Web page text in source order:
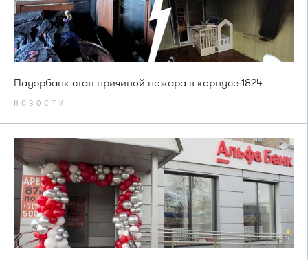
Пауэрбанк стал причиной пожара в корпусе 1824
НОВОСТИ